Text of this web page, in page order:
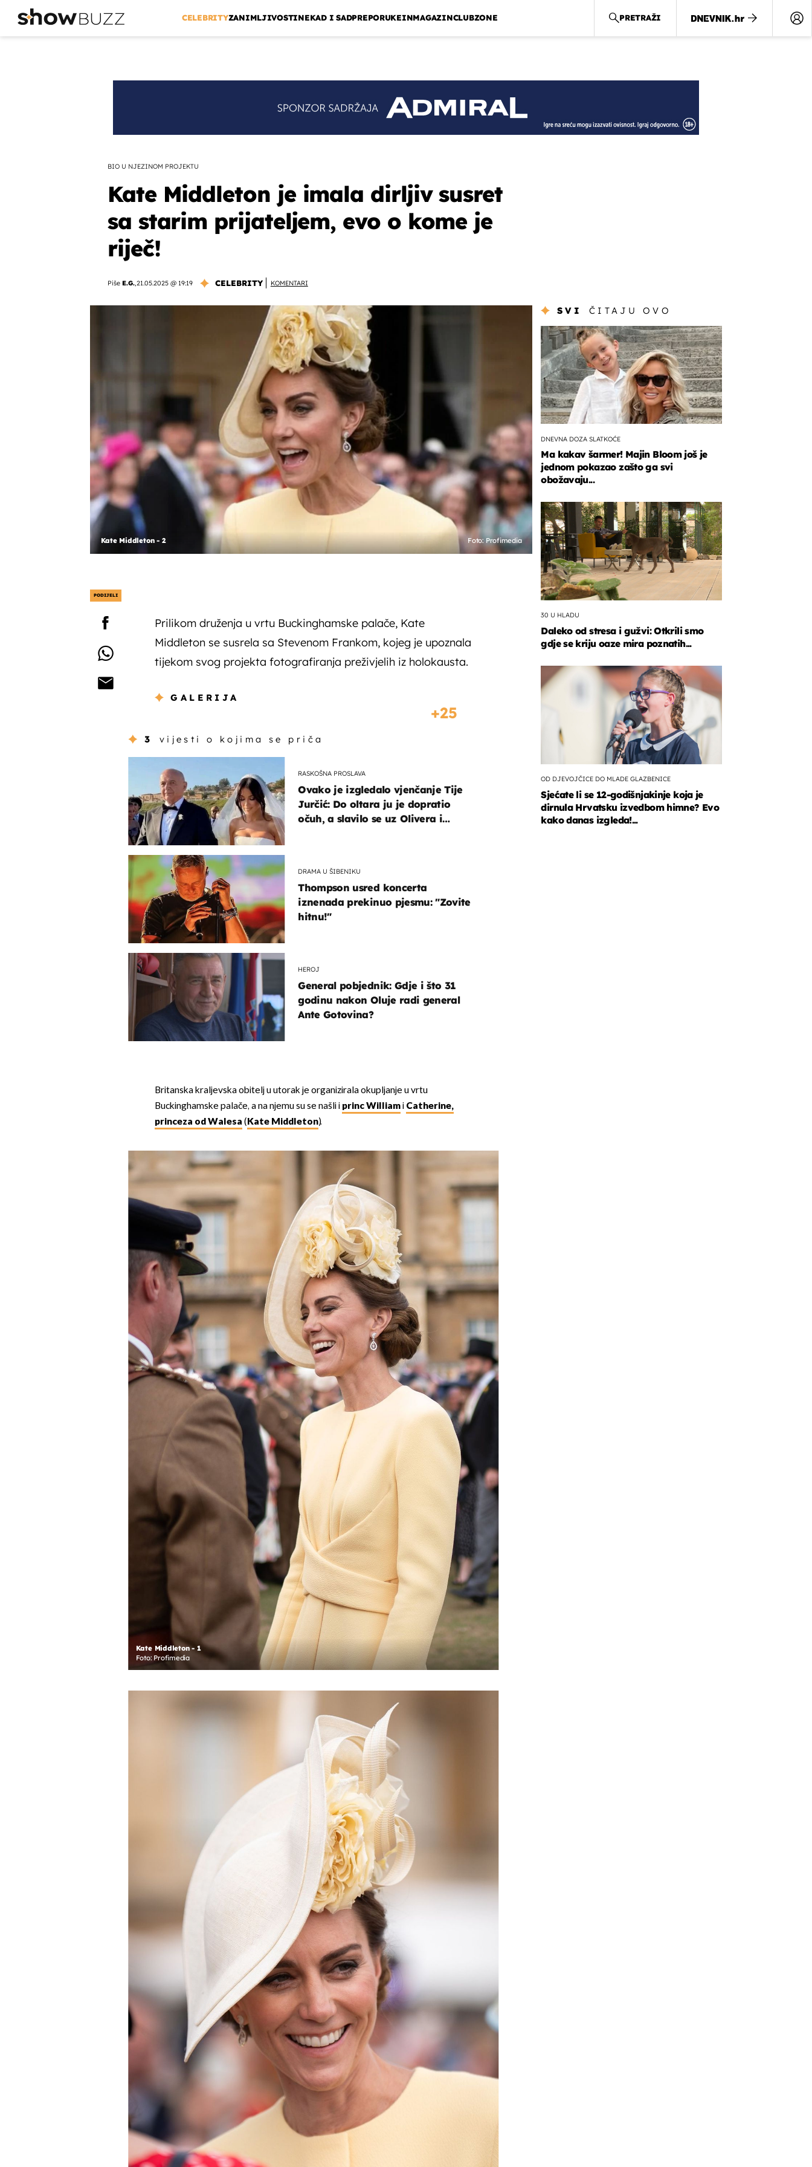
CELEBRITYZANIMLJIVOSTINEKAD I SADPREPORUKEINMAGAZINCLUBZONE PRETRAŽI
BIO U NJEZINOM PROJEKTU
Kate Middleton je imala dirljiv susret
sa starim prijateljem, evo o kome je
riječ!
Piše E.G.,21.05.2025 @ 19:19 CELEBRITY KOMENTARI
Kate Middleton - 2 Foto: Profimedia
PODIJELI
Prilikom druženja u vrtu Buckinghamske palače, Kate
Middleton se susrela sa Stevenom Frankom, kojeg je upoznala
tijekom svog projekta fotografiranja preživjelih iz holokausta.
GALERIJA
25
3 vijesti o kojima se priča
RASKOŠNA PROSLAVA
Ovako je izgledalo vjenčanje Tije
Jurčić: Do oltara ju je dopratio
očuh, a slavilo se uz Olivera i
DRAMA U ŠIBENIKU
Thompson usred koncerta
iznenada prekinuo pjesmu: "Zovite
hitnu!"
HEROJ
General pobjednik: Gdje i što 31
godinu nakon Oluje radi general
Ante Gotovina?
Britanska kraljevska obitelj u utorak je organizirala okupljanje u vrtu
Buckinghamske palače, a na njemu su se našli i princ Williami Catherine,
princeza od Walesa (Kate Middleton).
Kate Middleton - 1
Foto: Profimedia
SVI ČITAJU OVO
DNEVNA DOZA SLATKOĆE
Ma kakav šarmer! Majin Bloom još je
jednom pokazao zašto ga svi
obožavaju...
30 U HLADU
Daleko od stresa i gužvi: Otkrili smo
gdje se kriju oaze mira poznatih...
OD DJEVOJČICE DO MLADE GLAZBENICE
Sjećate li se 12-godišnjakinje koja je
dirnula Hrvatsku izvedbom himne? Evo
kako danas izgleda!...
OMOGUĆI OBAVIJESTI